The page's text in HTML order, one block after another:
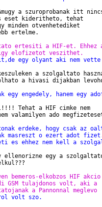
a szuroprobanak itt
eset kideritheto, tehat
minden otvenhetediket
ertelme.
ertesiti a HIF-et. Ehhez
igy elofizetot veszithet.
egy olyant aki nem vette
a szolgaltato
a hivasi dijakban
egy engedely, hanem egy
Tehat a HIF cimke nem
valamilyen ado
erdeke, hogy csak az
masreszt o ezert adot
es ehhez nem kell a
ellenorizne egy a
bemeros-elkobzos HIF
GSM tulajdonos volt, aki a
a Pannonnal meglevo
volt szo.